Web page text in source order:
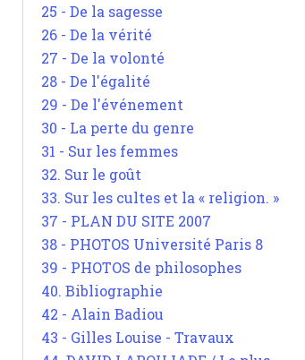
25 - De la sagesse
26 - De la vérité
27 - De la volonté
28 - De l'égalité
29 - De l'événement
30 - La perte du genre
31 - Sur les femmes
32. Sur le goût
33. Sur les cultes et la « religion. »
37 - PLAN DU SITE 2007
38 - PHOTOS Université Paris 8
39 - PHOTOS de philosophes
40. Bibliographie
42 - Alain Badiou
43 - Gilles Louise - Travaux